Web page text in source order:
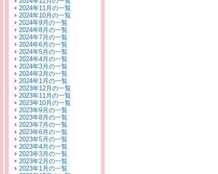
2024年11月の一覧
2024年10月の一覧
2024年9月の一覧
2024年8月の一覧
2024年7月の一覧
2024年6月の一覧
2024年5月の一覧
2024年4月の一覧
2024年3月の一覧
2024年2月の一覧
2024年1月の一覧
2023年12月の一覧
2023年11月の一覧
2023年10月の一覧
2023年9月の一覧
2023年8月の一覧
2023年7月の一覧
2023年6月の一覧
2023年5月の一覧
2023年4月の一覧
2023年3月の一覧
2023年2月の一覧
2023年1月の一覧